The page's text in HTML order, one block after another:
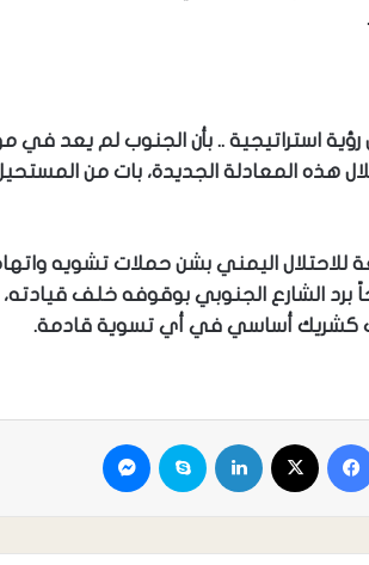
رؤية استراتيجية .. بأن الجنوب لم يعد في
هذه المعادلة الجديدة، بات من
للاحتلال اليمني بشن حملات تشويه
برد الشارع الجنوبي بوقوفه خلف قيادته،
كشريك أساسي في أي تسوية قادمة.